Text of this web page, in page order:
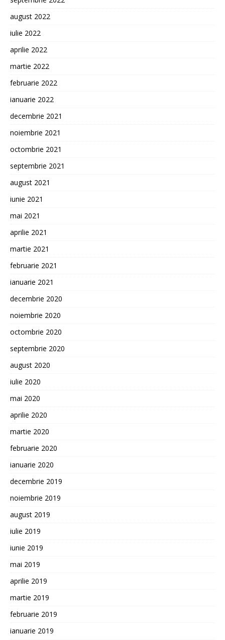
august 2022
iulie 2022
aprilie 2022
martie 2022
februarie 2022
ianuarie 2022
decembrie 2021
noiembrie 2021
octombrie 2021
septembrie 2021
august 2021
iunie 2021
mai 2021
aprilie 2021
martie 2021
februarie 2021
ianuarie 2021
decembrie 2020
noiembrie 2020
octombrie 2020
septembrie 2020
august 2020
iulie 2020
mai 2020
aprilie 2020
martie 2020
februarie 2020
ianuarie 2020
decembrie 2019
noiembrie 2019
august 2019
iulie 2019
iunie 2019
mai 2019
aprilie 2019
martie 2019
februarie 2019
ianuarie 2019